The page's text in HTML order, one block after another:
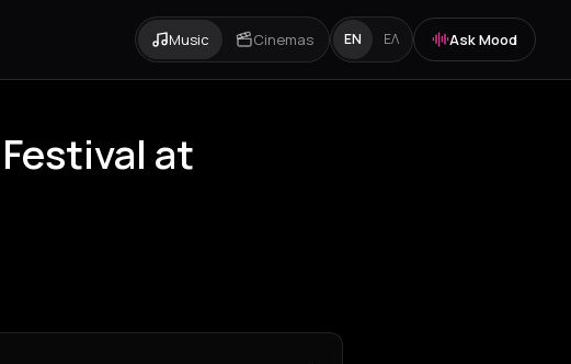
Music Cinemas EN ΕΛ Ask Mood
at